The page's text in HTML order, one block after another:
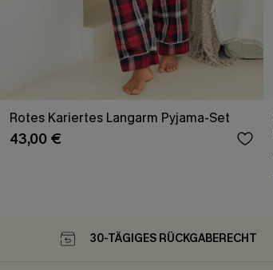
Rotes Kariertes Langarm Pyjama-Set
43,00 €
30-TÄGIGES RÜCKGABERECHT